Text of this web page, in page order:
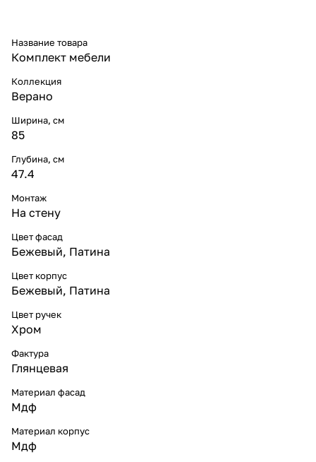
Название товара
Комплект мебели
Коллекция
Верано
Ширина, см
85
Глубина, см
47.4
Монтаж
На стену
Цвет фасад
Бежевый, Патина
Цвет корпус
Бежевый, Патина
Цвет ручек
Хром
Фактура
Глянцевая
Материал фасад
Мдф
Материал корпус
Мдф